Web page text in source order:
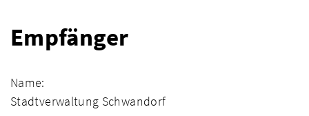
Empfänger
Name:
Stadtverwaltung Schwandorf